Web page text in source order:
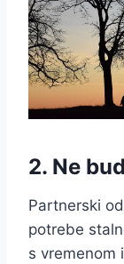
2. Ne
Partnerski
potrebe
s vremenom